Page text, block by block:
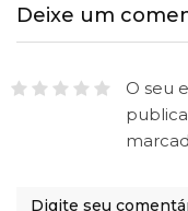
Deixe um
O seu